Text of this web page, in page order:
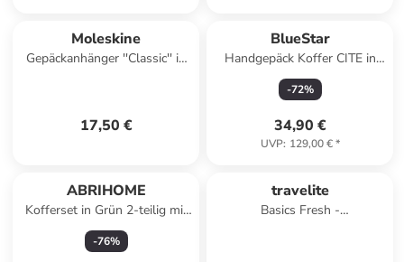
Moleskine
Gepäckanhänger ''Classic'' in
17,50 €
BlueStar
Handgepäck Koffer CITE in
Grau (26L)
-72%
34,90 €
UVP: 129,00 €*
ABRIHOME
Kofferset in Grün 2-teilig mit
Zahlenschloss und
Kosmetiktasche
-76%
travelite
Basics Fresh -